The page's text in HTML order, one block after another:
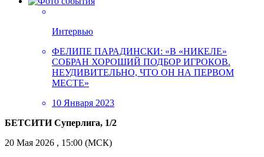
Интервью
ФЕЛИПЕ ПАРАДИНСКИ: «В «НИКЕЛЕ»
СОБРАН ХОРОШИЙ ПОДБОР ИГРОКОВ.
НЕУДИВИТЕЛЬНО, ЧТО ОН НА ПЕРВОМ
МЕСТЕ»
10 Января 2023
БЕТСИТИ Суперлига, 1/2
20 Мая 2026 , 15:00 (МСК)